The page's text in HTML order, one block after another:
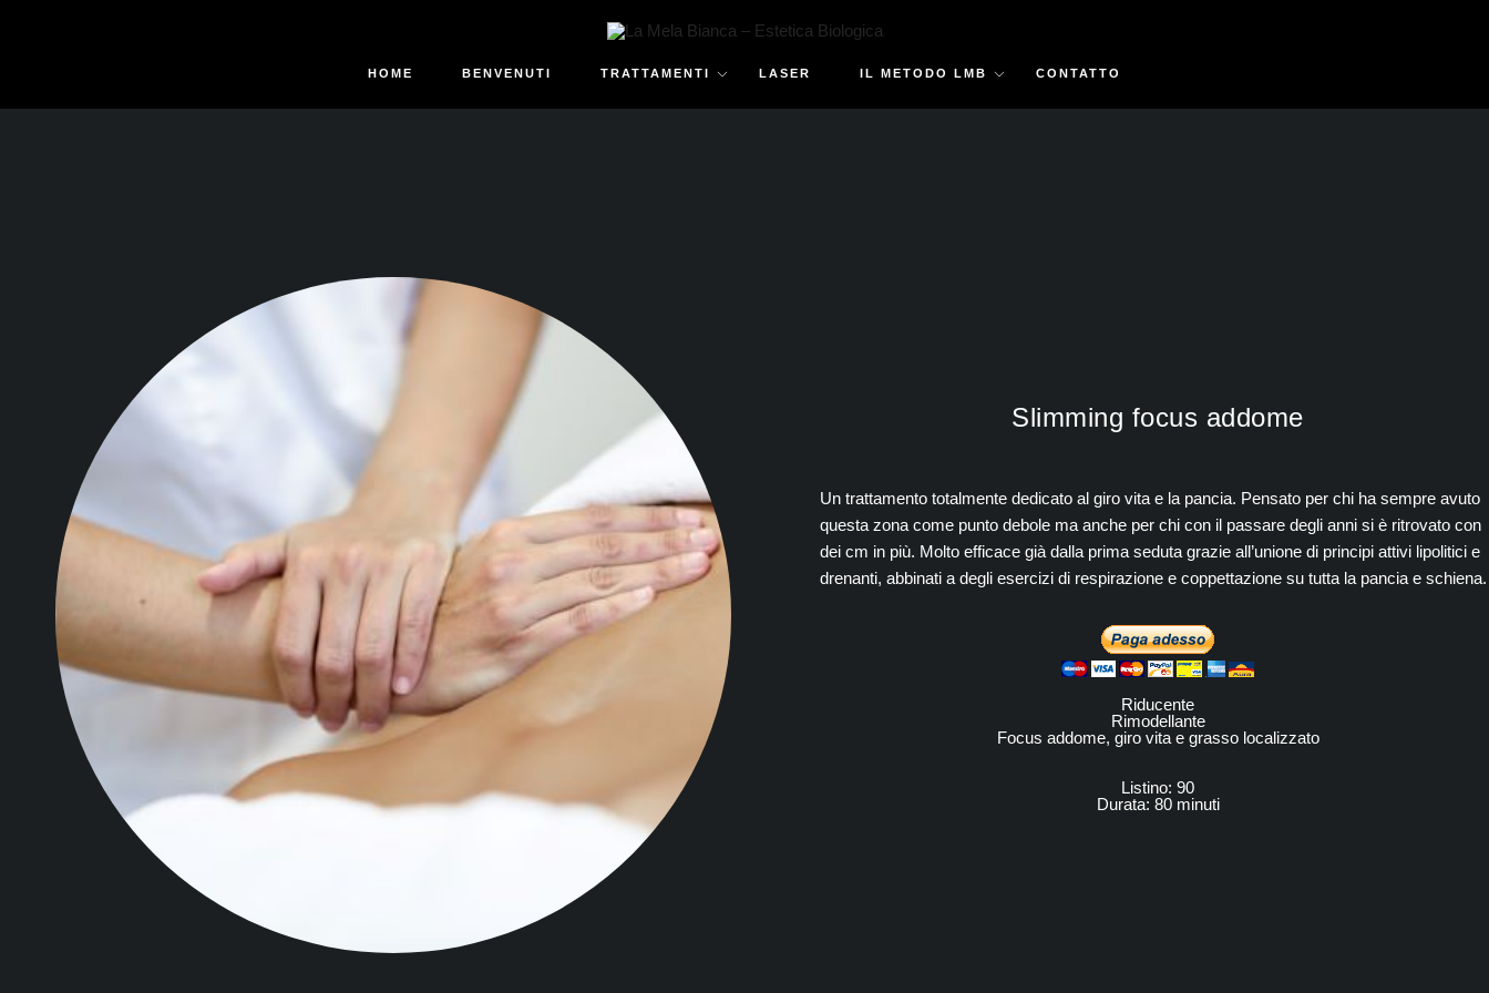
HOME BENVENUTI TRATTAMENTI LASER IL METODO LMB CONTATTO
Slimming focus addome
Un trattamento totalmente dedicato al giro vita e la pancia. Pensato per chi ha sempre avuto
questa zona come punto debole ma anche per chi con il passare degli anni si è ritrovato con
dei cm in più. Molto efficace già dalla prima seduta grazie all’unione di principi attivi lipolitici e
drenanti, abbinati a degli esercizi di respirazione e coppettazione su tutta la pancia e schiena.
Riducente
Rimodellante
Focus addome, giro vita e grasso localizzato
Listino: 90
Durata: 80 minuti